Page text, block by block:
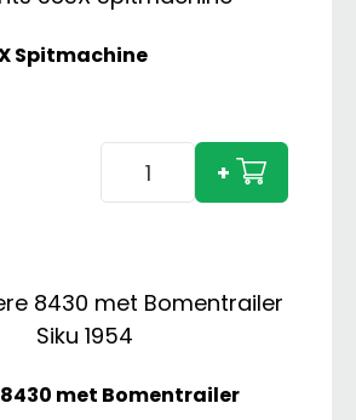
Spitmachine
Imants
38SX
+
8430 met Bomentrailer